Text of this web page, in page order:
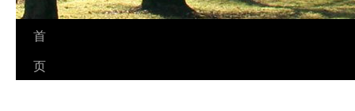
跳
至
首
页